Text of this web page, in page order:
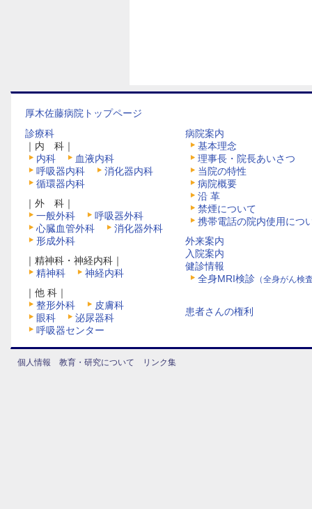
厚木佐藤病院トップページ
診療科
｜内 科｜
内科
血液内科
呼吸器内科
消化器内科
循環器内科
｜外 科｜
一般外科
呼吸器外科
心臓血管外科
消化器外科
形成外科
｜精神科・神経内科｜
精神科
神経内科
｜他 科｜
整形外科
皮膚科
眼科
泌尿器科
呼吸器センター
病院案内
基本理念
理事長・院長あいさつ
当院の特性
病院概要
沿 革
禁煙について
携帯電話の院内使用につ
外来案内
入院案内
健診情報
全身MRI検診 （全身がん検
患者さんの権利
個人情報 教育・研究について リンク集